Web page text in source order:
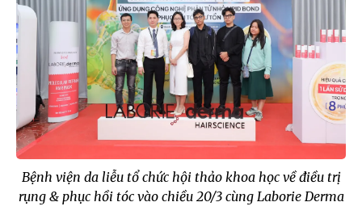
Bệnh viện da liễu tổ chức hội thảo khoa học về điều trị
rụng & phục hồi tóc vào chiều 20/3 cùng Laborie Derma